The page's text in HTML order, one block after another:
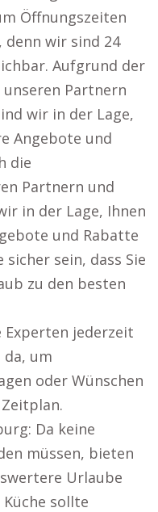
Öffnungszeiten
denn wir sind 24
Aufgrund der
Partnern
wir in der Lage,
Angebote und
die
Partnern und
in der Lage, Ihnen
und Rabatte
sein, dass Sie
zu den besten
Experten jederzeit
da, um
oder Wünschen
Da keine
müssen, bieten
Urlaube
sollte